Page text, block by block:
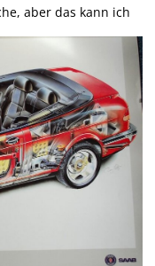
aber das kann ich